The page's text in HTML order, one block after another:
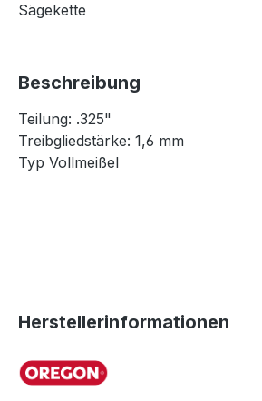
Sägekette
Beschreibung
Teilung: .325"
Treibgliedstärke: 1,6 mm
Typ Vollmeißel
Herstellerinformationen